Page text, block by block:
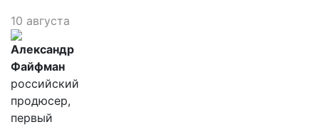
10 августа
Александр
Файфман
российский
продюсер,
первый